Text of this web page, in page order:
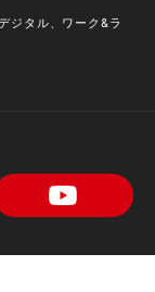
ジタル、ワーク&ラ